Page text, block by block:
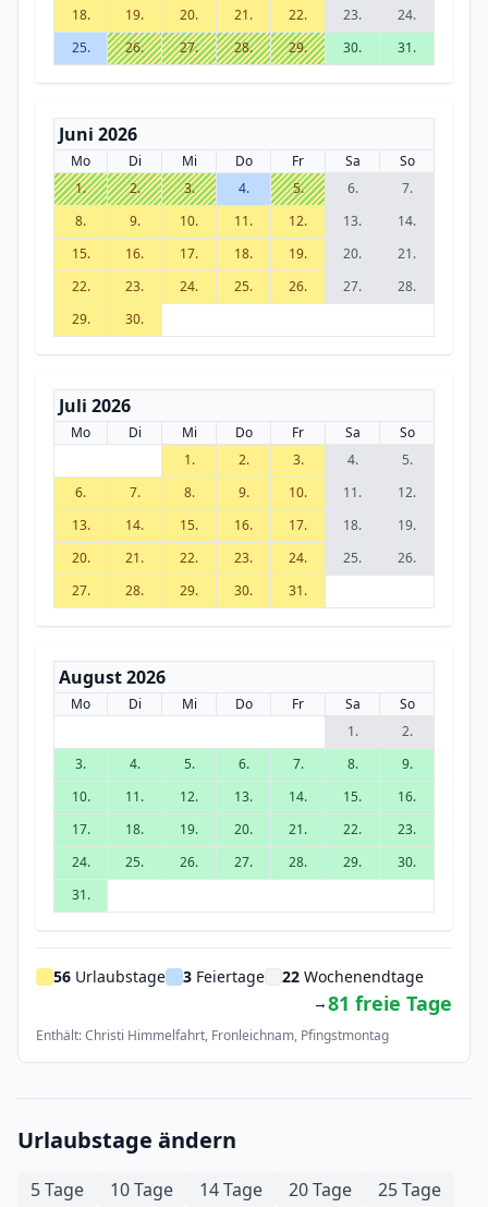
18. 19. 20. 21. 22. 23.
24.
25.
26. 27. 28. 29. 30. 31.
Juni 2026
Mo Di Mi Do Fr Sa
So
1.
2. 3. 4. 5. 6.
7.
8.
9. 10. 11. 12. 13.
14.
15.
16. 17. 18. 19. 20.
21.
22.
23. 24. 25. 26. 27.
28.
29.
30.
Juli 2026
Mo Di Mi Do Fr Sa
So
1.
2. 3. 4.
5.
6.
7. 8. 9. 10. 11.
12.
13.
14. 15. 16. 17. 18.
19.
20.
21. 22. 23. 24. 25.
26.
27.
28. 29. 30. 31.
August 2026
Mo Di Mi Do Fr Sa
So
1.
2.
3.
4. 5. 6. 7. 8.
9.
10.
11. 12. 13. 14. 15.
16.
17.
18. 19. 20. 21. 22.
23.
24.
25. 26. 27. 28. 29.
30.
31.
56 Urlaubstage 3 Feiertage 22 Wochenendtage
→81 freie Tage
Enthält: Christi Himmelfahrt, Fronleichnam, Pfingstmontag
Urlaubstage ändern
5 Tage 10 Tage 14 Tage 20 Tage
25 Tage